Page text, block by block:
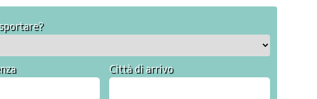
Città di arrivo